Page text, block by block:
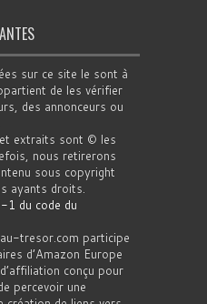
sur ce site le sont à
de les vérifier
des annonceurs ou
extraits sont © les
nous retirerons
sous copyright
ayants droits.
1 du code du
tresor.com participe
d’Amazon Europe
conçu pour
percevoir une